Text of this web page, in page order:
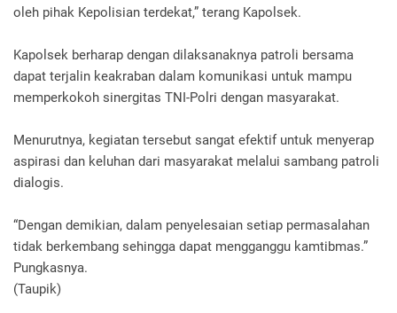
oleh pihak Kepolisian terdekat,” terang Kapolsek.
Kapolsek berharap dengan dilaksanaknya patroli bersama
dapat terjalin keakraban dalam komunikasi untuk mampu
memperkokoh sinergitas TNI-Polri dengan masyarakat.
Menurutnya, kegiatan tersebut sangat efektif untuk menyerap
aspirasi dan keluhan dari masyarakat melalui sambang patroli
dialogis.
“Dengan demikian, dalam penyelesaian setiap permasalahan
tidak berkembang sehingga dapat mengganggu kamtibmas.”
Pungkasnya.
(Taupik)